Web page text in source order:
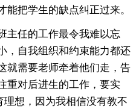
把学生的缺点纠正过来。
任的工作最令我难以忘
，自我组织和约束能力都还
就需要老师牵着他们走，告
重对后进生的工作，要实
理想，因为我相信没有教不